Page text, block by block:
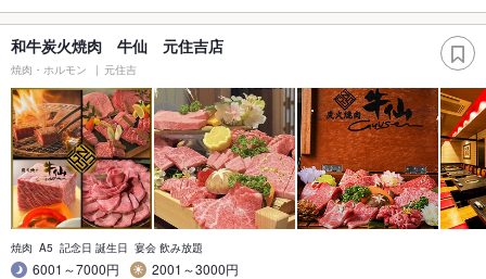
和牛炭火焼肉 牛仙 元住吉店
焼肉・ホルモン 元住吉
焼肉 A5 記念日 誕生日 宴会 飲み放題
6001～7000円
2001～3000円